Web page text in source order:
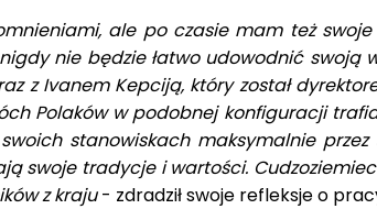
ale po czasie mam też
nie będzie łatwo udowodnić swoją
z Ivanem Kepciją, który został
Polaków w podobnej konfiguracji
stanowiskach maksymalnie przez
swoje tradycje i wartości. Cudzoziemiec
z kraju- zdradził swoje refleksje o